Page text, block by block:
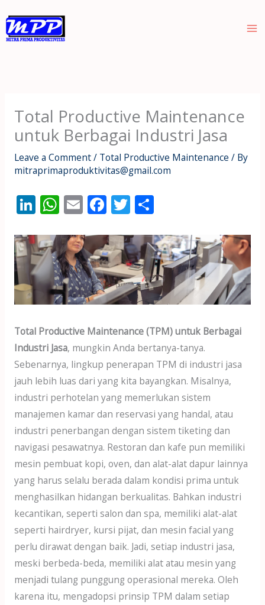
to
content
Total Productive Maintenance
untuk Berbagai Industri Jasa
Leave a Comment/ Total Productive Maintenance / By
mitraprimaproduktivitas@gmail.com
Li
k
e
dI
n
W
at
s
A
p
E
ai
l
F
e
b
o
o
T
itt
er
S
ar
e
Total Productive Maintenance (TPM) untuk Berbagai
Industri Jasa, mungkin Anda bertanya-tanya.
Sebenarnya, lingkup penerapan TPM di industri jasa
jauh lebih luas dari yang kita bayangkan. Misalnya,
industri perhotelan yang memerlukan sistem
manajemen kamar dan reservasi yang handal, atau
industri penerbangan dengan sistem tiketing dan
navigasi pesawatnya. Restoran dan kafe pun memiliki
mesin pembuat kopi, oven, dan alat-alat dapur lainnya
yang harus selalu berada dalam kondisi prima untuk
menghasilkan hidangan berkualitas. Bahkan industri
kecantikan, seperti salon dan spa, memiliki alat-alat
seperti hairdryer, kursi pijat, dan mesin facial yang
perlu dirawat dengan baik. Jadi, setiap industri jasa,
meski berbeda-beda, memiliki alat atau mesin yang
menjadi tulang punggung operasional mereka. Oleh
karena itu, mengadopsi prinsip TPM dalam setiap